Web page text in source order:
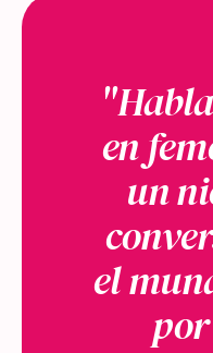
en
un
el